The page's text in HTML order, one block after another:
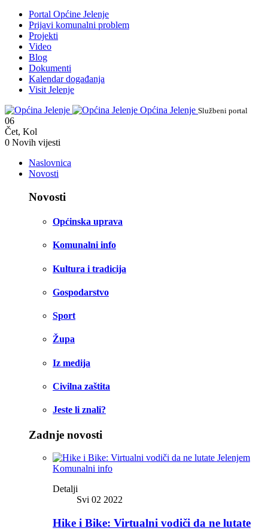
Portal Općine Jelenje
Prijavi komunalni problem
Projekti
Video
Blog
Dokumenti
Kalendar događanja
Visit Jelenje
Općina Jelenje Službeni portal
06
Čet, Kol
0 Novih vijesti
Naslovnica
Novosti
Novosti
Općinska uprava
Komunalni info
Kultura i tradicija
Gospodarstvo
Sport
Župa
Iz medija
Civilna zaštita
Jeste li znali?
Zadnje novosti
Komunalni info
Detalji
Svi 02 2022
Hike i Bike: Virtualni vodiči da ne lutate